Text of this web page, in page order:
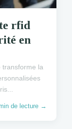
rfid
en
transforme la
de lecture →